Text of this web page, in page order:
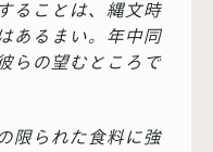
ることは、縄文時
あるまい。年中同
らの望むところで
限られた食料に強